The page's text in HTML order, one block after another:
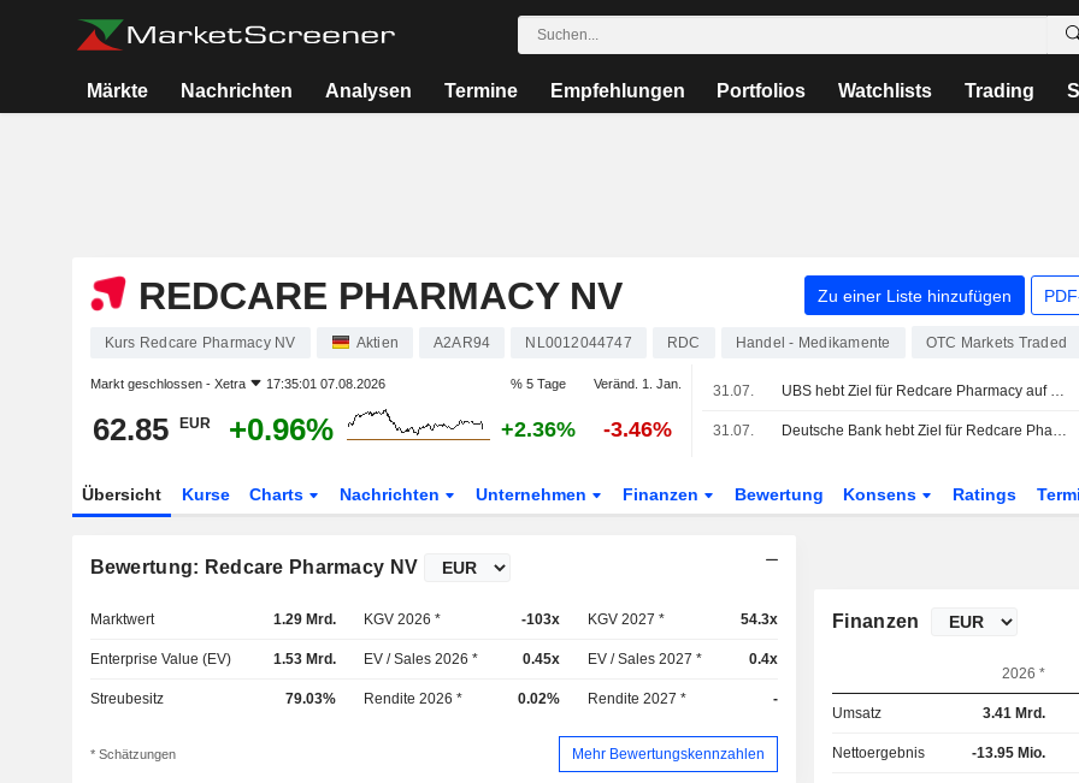
Märkte Nachrichten Analysen Termine Empfehlungen Portfolios Watchlists Trading
REDCARE PHARMACY NV Zu einer Liste hinzufügen
Kurs Redcare Pharmacy NV Aktien A2AR94 NL0012044747 RDC Handel - Medikamente OTC Markets Traded
Markt geschlossen - Xetra 17:35:01 07.08.2026 % 5 Tage Veränd. 1. Jan.
62.85 EUR +0.96% +2.36% -3.46%
31.07. UBS hebt Ziel für Redcare Pharmacy auf 74 Euro - 'Neutral'
31.07. Deutsche Bank hebt Ziel für Redcare Pharmacy auf 103 Euro - 'Buy'
Übersicht Kurse Charts Nachrichten Unternehmen Finanzen Bewertung Konsens Ratings
Bewertung: Redcare Pharmacy NV
Marktwert 1.29 Mrd. KGV 2026 * -103x KGV 2027 * 54.3x
Enterprise Value (EV) 1.53 Mrd. EV / Sales 2026 * 0.45x EV / Sales 2027 * 0.4x
Streubesitz 79.03% Rendite 2026 * 0.02% Rendite 2027 * -
* Schätzungen Mehr Bewertungskennzahlen
Finanzen
2026 *
Umsatz 3.41 Mrd.
Nettoergebnis -13.95 Mio.